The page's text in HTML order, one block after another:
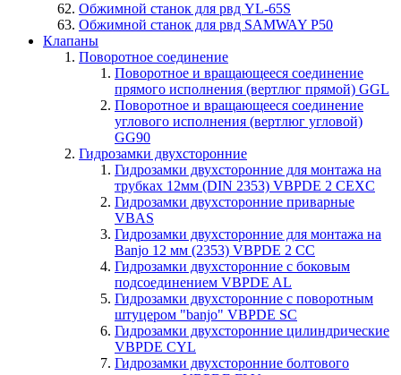
Обжимной станок для рвд YL-65S
Обжимной станок для рвд SAMWAY P50
Клапаны
Поворотное соединение
Поворотное и вращающееся соединение
прямого исполнения (вертлюг прямой) GGL
Поворотное и вращающееся соединение
углового исполнения (вертлюг угловой)
GG90
Гидрозамки двухсторонние
Гидрозамки двухсторонние для монтажа на
трубках 12мм (DIN 2353) VBPDE 2 CEXC
Гидрозамки двухсторонние приварные
VBAS
Гидрозамки двухсторонние для монтажа на
Banjo 12 мм (2353) VBPDE 2 CC
Гидрозамки двухсторонние с боковым
подсоединением VBPDE AL
Гидрозамки двухсторонние с поворотным
штуцером "banjo" VBPDE SC
Гидрозамки двухсторонние цилиндрические
VBPDE CYL
Гидрозамки двухсторонние болтового